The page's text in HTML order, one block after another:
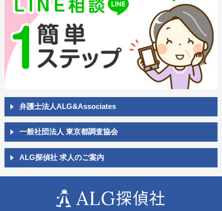
弁護士法人ALG&Associates
一般社団法人 東京都調査協会
ALG探偵社 求人のご案内
ALG探偵社